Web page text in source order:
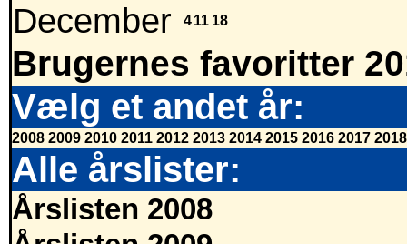
December 411 18
Brugernes favoritter
Vælg et andet år:
2008 2009 2010 2011 2012 2013 2014 2015 2016 2017 2018
Alle årslister:
Årslisten 2008